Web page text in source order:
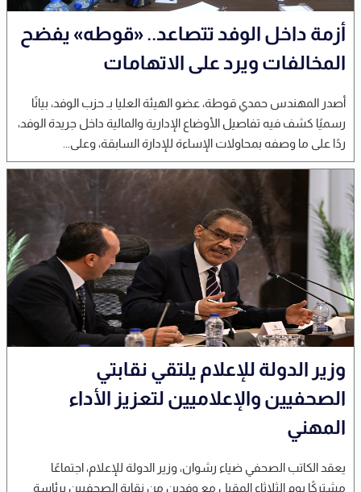
أزمة داخل الوفد تتصاعد.. «قوطه» يفضح
المخالفات ويرد على الاتهامات
أصدر المهندس حمدي قوطة، عضو الهيئة العليا بـ حزب الوفد، بيانًا
رسميًا كشف فيه تفاصيل الأوضاع الإدارية والمالية داخل جريدة الوفد،
ردًا على ما وصفه بمحاولات الإساءة للإدارة السابقة، وعلى...
وزير الدولة للإعلام يلتقي نقابتي
الصحفيين والإعلاميين لتعزيز الأداء
المهني
يعقد الكاتب الصحفي ضياء رشوان، وزير الدولة للإعلام، اجتماعًا
مشتركًا يوم الثلاثاء المقبل مع وفدين من نقابة الصحفيين برئاسة